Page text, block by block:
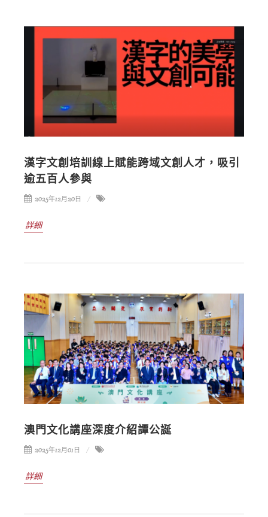
漢字文創培訓線上賦能跨域文創人才，吸引
逾五百人參與
2025年12月20日
詳細
澳門文化講座深度介紹譚公誕
2025年12月01日
詳細